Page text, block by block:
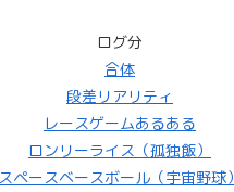
ログ分
合体
段差リアリティ
レースゲームあるある
ロンリーライス（孤独飯）
スペースベースボール（宇宙野球）